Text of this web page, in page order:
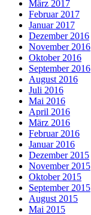
März 2017
Februar 2017
Januar 2017
Dezember 2016
November 2016
Oktober 2016
September 2016
August 2016
Juli 2016
Mai 2016
April 2016
März 2016
Februar 2016
Januar 2016
Dezember 2015
November 2015
Oktober 2015
September 2015
August 2015
Mai 2015